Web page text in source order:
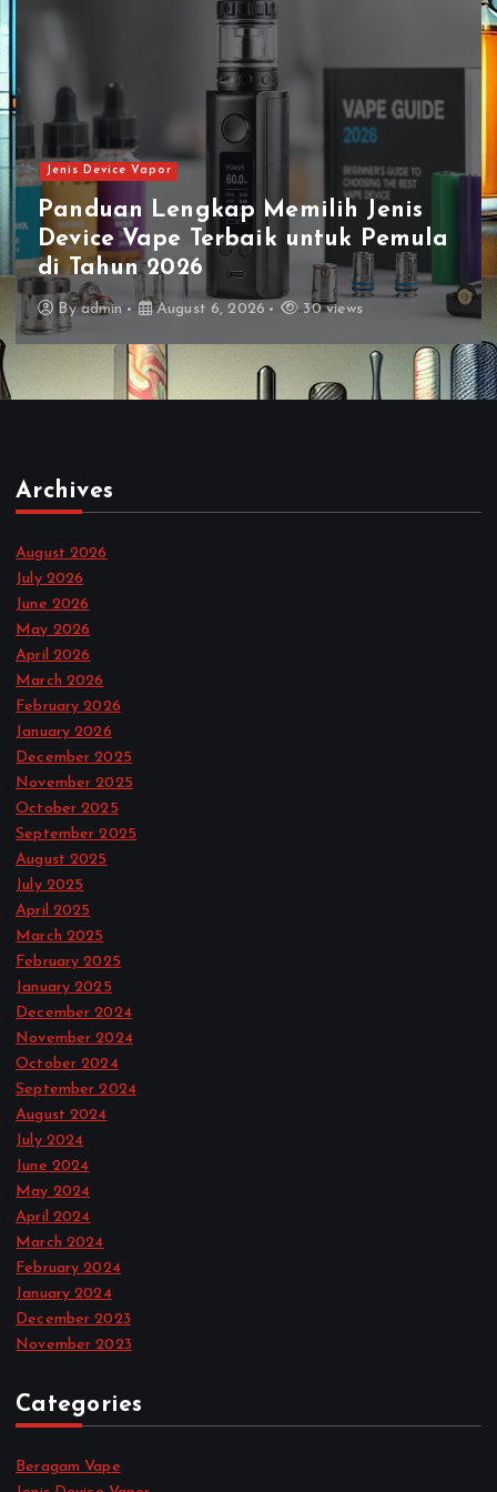
Jenis Device Vapor
Lengkap Memilih Jenis
Vape Terbaik untuk Pemula
Tahun 2026
admin August 6, 2026 30 views
Archives
August 2026
July 2026
June 2026
May 2026
April 2026
March 2026
February 2026
January 2026
December 2025
November 2025
October 2025
September 2025
August 2025
July 2025
April 2025
March 2025
February 2025
January 2025
December 2024
November 2024
October 2024
September 2024
August 2024
July 2024
June 2024
May 2024
April 2024
March 2024
February 2024
January 2024
December 2023
November 2023
Categories
Beragam Vape